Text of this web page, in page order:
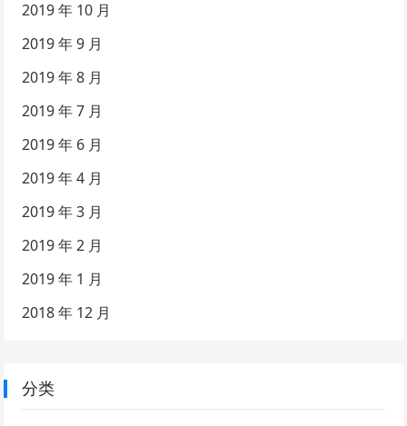
2019 年 10 月
2019 年 9 月
2019 年 8 月
2019 年 7 月
2019 年 6 月
2019 年 4 月
2019 年 3 月
2019 年 2 月
2019 年 1 月
2018 年 12 月
分类